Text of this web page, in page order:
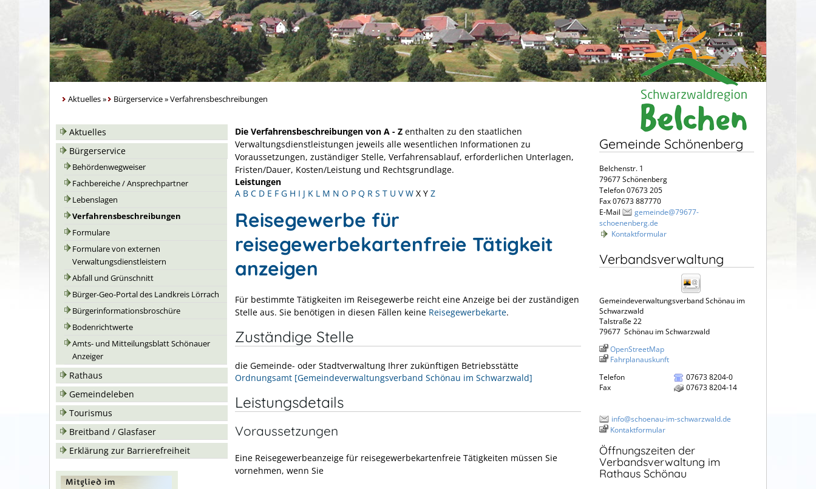
Aktuelles» Bürgerservice»Verfahrensbeschreibungen
Aktuelles
Bürgerservice
Behördenwegweiser
Fachbereiche / Ansprechpartner
Lebenslagen
Verfahrensbeschreibungen
Formulare
Formulare von externen
Verwaltungsdienstleistern
Abfall und Grünschnitt
Bürger-Geo-Portal des Landkreis Lörrach
Bürgerinformationsbroschüre
Bodenrichtwerte
Amts- und Mitteilungsblatt Schönauer
Anzeiger
Rathaus
Gemeindeleben
Tourismus
Breitband / Glasfaser
Erklärung zur Barrierefreiheit
Die Verfahrensbeschreibungen von A - Z enthalten zu den staatlichen
Verwaltungsdienstleistungen jeweils alle wesentlichen Informationen zu
Voraussetzungen, zuständiger Stelle, Verfahrensablauf, erforderlichen Unterlagen,
Fristen/Dauer, Kosten/Leistung und Rechtsgrundlage.
Leistungen
A B C D E F G H I J K L M N O P Q R S T U V W X Y Z
Reisegewerbe für
reisegewerbekartenfreie Tätigkeit
anzeigen
Für bestimmte Tätigkeiten im Reisegewerbe reicht eine Anzeige bei der zuständigen
Stelle aus. Sie benötigen in diesen Fällen keine Reisegewerbekarte.
Zuständige Stelle
die Gemeinde- oder Stadtverwaltung Ihrer zukünftigen Betriebsstätte
Ordnungsamt [Gemeindeverwaltungsverband Schönau im Schwarzwald]
Leistungsdetails
Voraussetzungen
Eine Reisegewerbeanzeige für reisegewerbekartenfreie Tätigkeiten müssen Sie
vornehmen, wenn Sie
Gemeinde Schönenberg
Belchenstr. 1
79677 Schönenberg
Telefon 07673 205
Fax 07673 887770
E-Mail
gemeinde@79677-
schoenenberg.de
Kontaktformular
Verbandsverwaltung
Gemeindeverwaltungsverband Schönau im
Schwarzwald
Talstraße 22
79677 Schönau im Schwarzwald
OpenStreetMap
Fahrplanauskunft
Telefon
07673 8204-0
Fax
07673 8204-14
info@schoenau-im-schwarzwald.de
Kontaktformular
Öffnungszeiten der
Verbandsverwaltung im
Rathaus Schönau